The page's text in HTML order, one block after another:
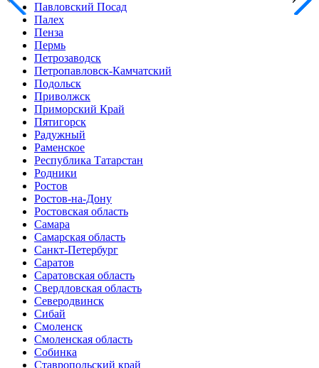
Павловский Посад
Палех
Пенза
Пермь
Петрозаводск
Петропавловск-Камчатский
Подольск
Приволжск
Приморский Край
Пятигорск
Радужный
Раменское
Республика Татарстан
Родники
Ростов
Ростов-на-Дону
Ростовская область
Самара
Самарская область
Санкт-Петербург
Саратов
Саратовская область
Свердловская область
Северодвинск
Сибай
Смоленск
Смоленская область
Собинка
Ставропольский край